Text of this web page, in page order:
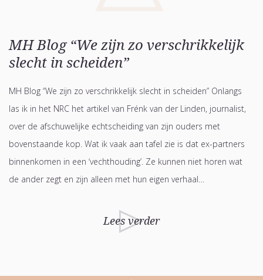
MH Blog “We zijn zo verschrikkelijk
slecht in scheiden”
MH Blog “We zijn zo verschrikkelijk slecht in scheiden” Onlangs
las ik in het NRC het artikel van Frénk van der Linden, journalist,
over de afschuwelijke echtscheiding van zijn ouders met
bovenstaande kop. Wat ik vaak aan tafel zie is dat ex-partners
binnenkomen in een ‘vechthouding’. Ze kunnen niet horen wat
de ander zegt en zijn alleen met hun eigen verhaal…
Lees verder